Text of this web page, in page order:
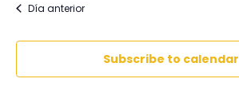
Día anterior
Subscribe to calendar